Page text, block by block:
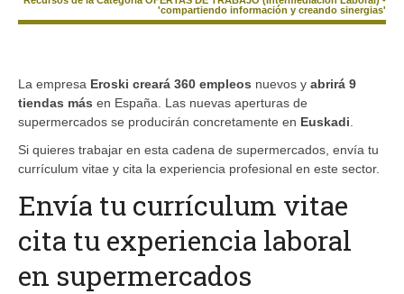
'compartiendo información y creando sinergias'
La empresa Eroski creará 360 empleos nuevos y abrirá 9
tiendas más en España. Las nuevas aperturas de
supermercados se producirán concretamente en Euskadi
Si quieres trabajar en esta cadena de supermercados, envía tu
currículum vitae y cita la experiencia profesional en este sector.
Envía tu currículum vitae
cita tu experiencia laboral
en supermercados